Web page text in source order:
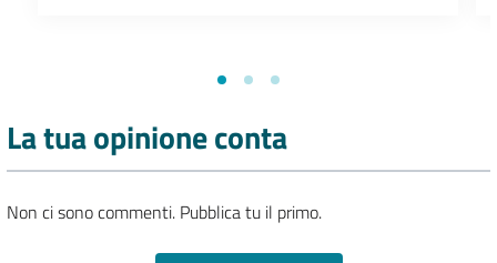
La tua opinione conta
Non ci sono commenti. Pubblica tu il primo.